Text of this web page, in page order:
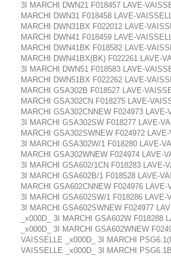
3I MARCHI DWN21 F018457 LAVE-
MARCHI DWN31 F018458 LAVE-
MARCHI DWN31BX F022012 LAVE-
MARCHI DWN41 F018459 LAVE-
MARCHI DWN41BK F018582 LAVE-
MARCHI DWN41BX(BK) F022261 LAVE-
3I MARCHI DWN51 F018583 LAVE-
MARCHI DWN51BX F022262 LAVE-
MARCHI GSA302B F018527 LAVE-
MARCHI GSA302CN F018275 LAVE-
MARCHI GSA302CNNEW F024973 LAVE-
3I MARCHI GSA302SW F018277 LAVE-
MARCHI GSA302SWNEW F024972 LAVE-
3I MARCHI GSA302W/1 F018280 LAVE-
MARCHI GSA302WNEW F024974 LAVE-
3I MARCHI GSA602/1CN F018283 LAVE-
3I MARCHI GSA602B/1 F018528 LAVE-
MARCHI GSA602CNNEW F024976 LAVE-
3I MARCHI GSA602SW/1 F018286 LAVE-
3I MARCHI GSA602SWNEW F024977
_x000D_ 3I MARCHI GSA602W F018288
_x000D_ 3I MARCHI GSA602WNEW
VAISSELLE _x000D_ 3I MARCHI
VAISSELLE _x000D_ 3I MARCHI